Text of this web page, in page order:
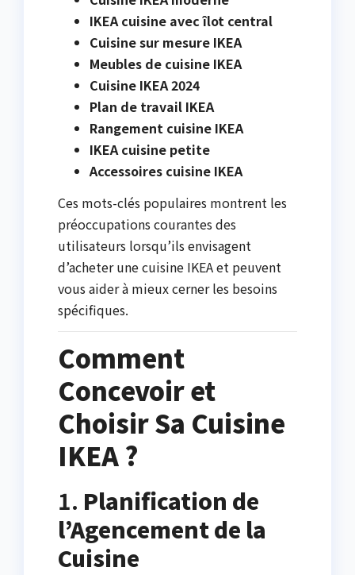
IKEA cuisine avec îlot central
Cuisine sur mesure IKEA
Meubles de cuisine IKEA
Cuisine IKEA 2024
Plan de travail IKEA
Rangement cuisine IKEA
IKEA cuisine petite
Accessoires cuisine IKEA
Ces mots-clés populaires montrent les
préoccupations courantes des
utilisateurs lorsqu’ils envisagent
d’acheter une cuisine IKEA et peuvent
vous aider à mieux cerner les besoins
spécifiques.
Comment
Concevoir et
Choisir Sa Cuisine
IKEA ?
1. Planification de
l’Agencement de la
Cuisine